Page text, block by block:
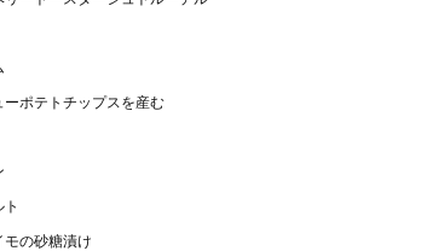
ポテトチップスを産む
の砂糖漬け